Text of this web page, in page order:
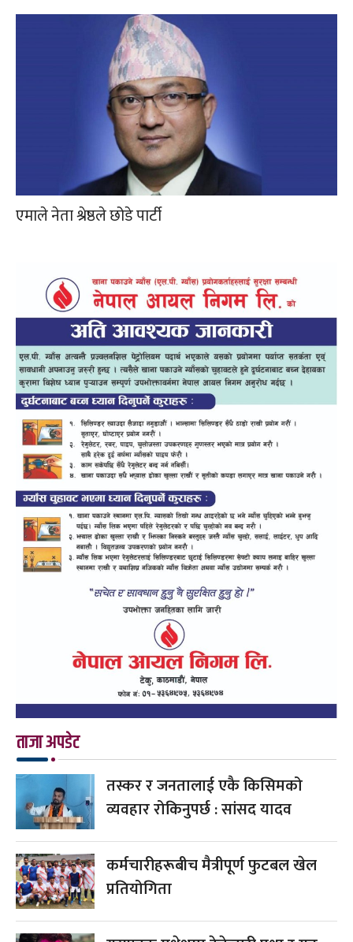
एमाले नेता श्रेष्ठले छोडे पार्टी
ताजा अपडेट
तस्कर र जनतालाई एकै किसिमको
व्यवहार रोकिनुपर्छ : सांसद यादव
कर्मचारीहरूबीच मैत्रीपूर्ण फुटबल खेल
प्रतियोगिता